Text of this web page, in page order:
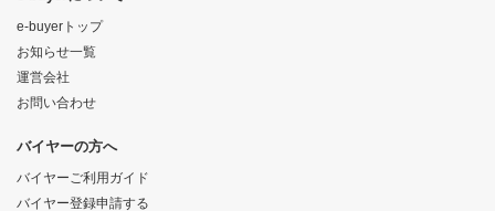
e-buyerトップ
お知らせ一覧
運営会社
お問い合わせ
バイヤーの方へ
バイヤーご利用ガイド
バイヤー登録申請する